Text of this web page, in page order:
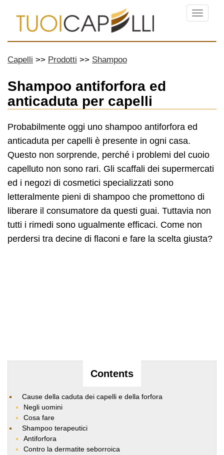
Menu
Capelli Prodotti Shampoo
Shampoo antiforfora ed
anticaduta per capelli
Probabilmente oggi uno shampoo antiforfora ed
anticaduta per capelli è presente in ogni casa.
Questo non sorprende, perché i problemi del cuoio
capelluto non sono rari. Gli scaffali dei supermercati
ed i negozi di cosmetici specializzati sono
letteralmente pieni di shampoo che promettono di
liberare il consumatore da questi guai. Tuttavia non
tutti i rimedi sono ugualmente efficaci. Come non
perdersi tra decine di flaconi e fare la scelta giusta?
Contents
Cause della caduta dei capelli e della forfora
Negli uomini
Cosa fare
Shampoo terapeutici
Antiforfora
Contro la dermatite seborroica